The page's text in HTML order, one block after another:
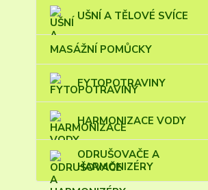
UŠNÍ A TĚLOVÉ SVÍCE
MASÁŽNÍ POMŮCKY
FYTOPOTRAVINY
HARMONIZACE VODY
ODRUŠOVAČE A
HARMONIZÉRY